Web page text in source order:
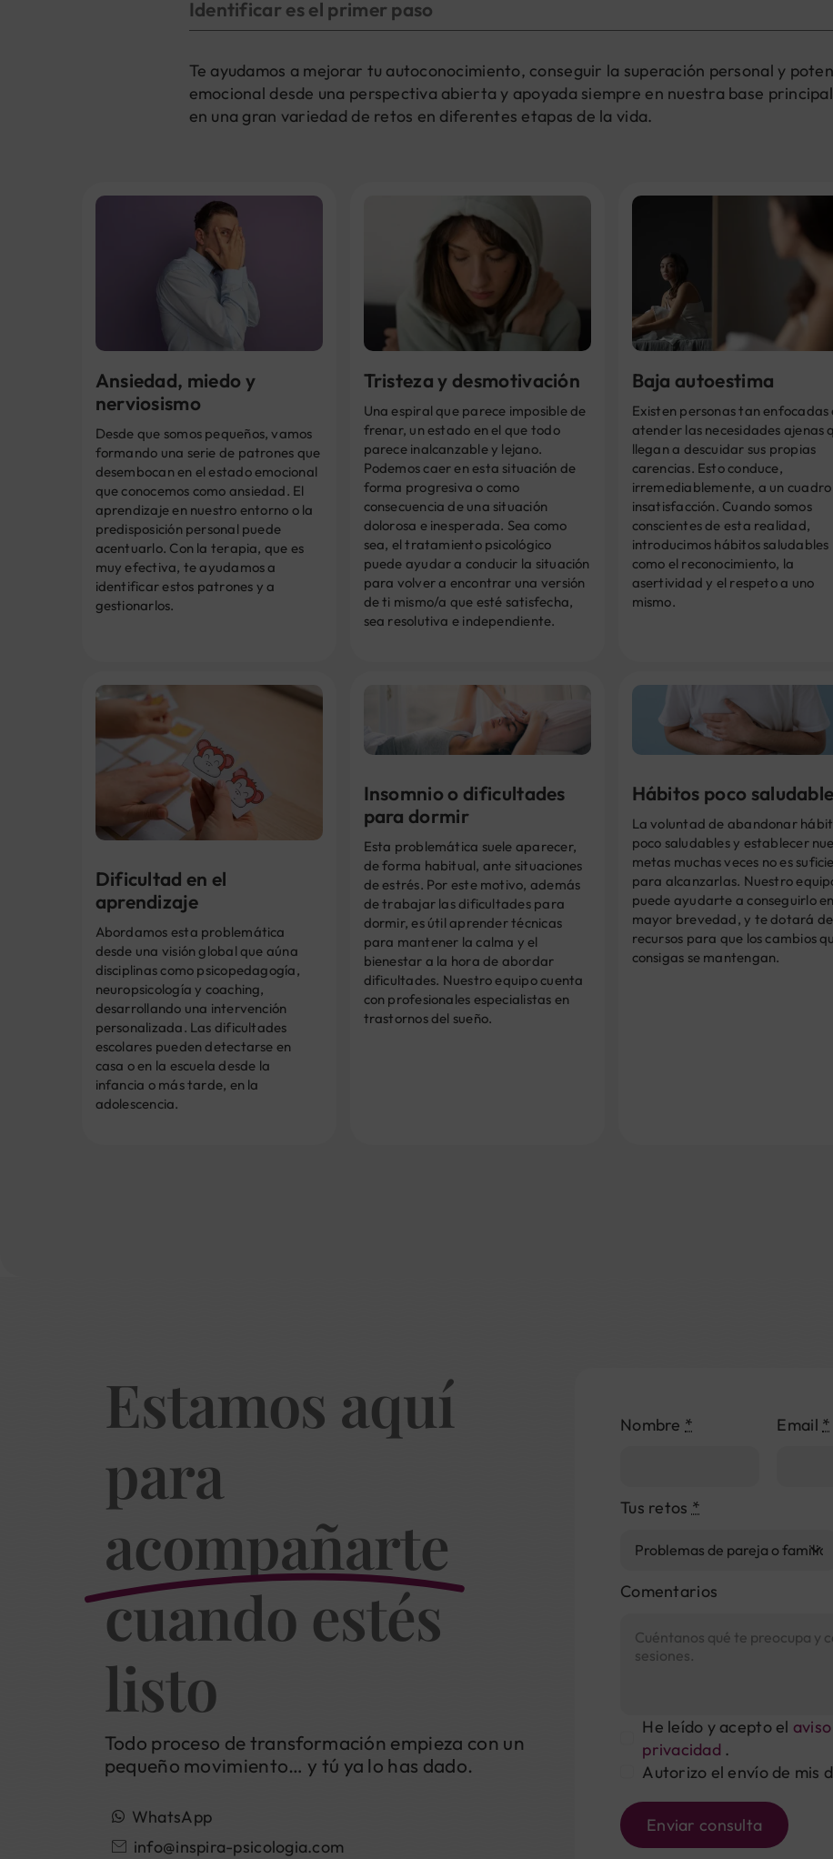
Identificar es el primer paso
Te ayudamos a mejorar tu autoconocimiento, conseguir la superación personal y
emocional desde una perspectiva abierta y apoyada siempre en nuestra base
en una gran variedad de retos en diferentes etapas de la vida.
Ansiedad, miedo y
nerviosismo
Desde que somos pequeños, vamos
formando una serie de patrones que
desembocan en el estado emocional
que conocemos como ansiedad. El
aprendizaje en nuestro entorno o la
predisposición personal puede
acentuarlo. Con la terapia, que es
muy efectiva, te ayudamos a
identificar estos patrones y a
gestionarlos.
Tristeza y desmotivación
Una espiral que parece imposible de
frenar, un estado en el que todo
parece inalcanzable y lejano.
Podemos caer en esta situación de
forma progresiva o como
consecuencia de una situación
dolorosa e inesperada. Sea como
sea, el tratamiento psicológico
puede ayudar a conducir la situación
para volver a encontrar una versión
de ti mismo/a que esté satisfecha,
sea resolutiva e independiente.
Baja autoestima
Existen personas tan enfocadas
atender las necesidades ajenas
llegan a descuidar sus propias
carencias. Esto conduce,
irremediablemente, a un
insatisfacción. Cuando somos
conscientes de esta realidad,
introducimos hábitos saludables
como el reconocimiento, la
asertividad y el respeto a uno
mismo.
Dificultad en el
aprendizaje
Abordamos esta problemática
desde una visión global que aúna
disciplinas como psicopedagogía,
neuropsicología y coaching,
desarrollando una intervención
personalizada. Las dificultades
escolares pueden detectarse en
casa o en la escuela desde la
infancia o más tarde, en la
adolescencia.
Insomnio o dificultades
para dormir
Esta problemática suele aparecer,
de forma habitual, ante situaciones
de estrés. Por este motivo, además
de trabajar las dificultades para
dormir, es útil aprender técnicas
para mantener la calma y el
bienestar a la hora de abordar
dificultades. Nuestro equipo cuenta
con profesionales especialistas en
trastornos del sueño.
Hábitos poco
La voluntad de abandonar
poco saludables y establecer
metas muchas veces no es
para alcanzarlas. Nuestro
puede ayudarte a conseguirlo
mayor brevedad, y te dotará de
recursos para que los cambios
consigas se mantengan.
Estamos aquí
para
acompañarte
cuando estés
listo
Todo proceso de transformación empieza con un
pequeño movimiento… y tú ya lo has dado.
WhatsApp
info@inspira-psicologia.com
Nombre * Email *
Tus retos *
Comentarios
He leído y acepto el
privacidad .
Autorizo el envío de mis
Enviar consulta